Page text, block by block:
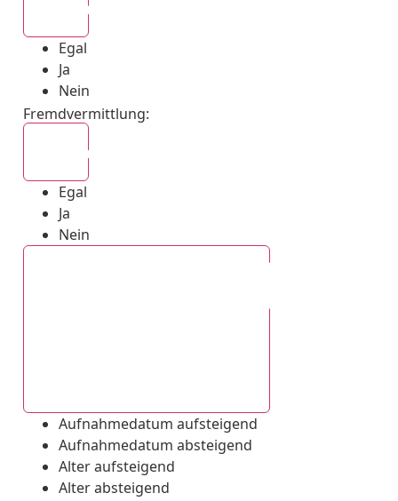
Egal
Ja
Nein
Fremdvermittlung:
Egal
Ja
Nein
Aufnahmedatum aufsteigend
Aufnahmedatum absteigend
Alter aufsteigend
Alter absteigend